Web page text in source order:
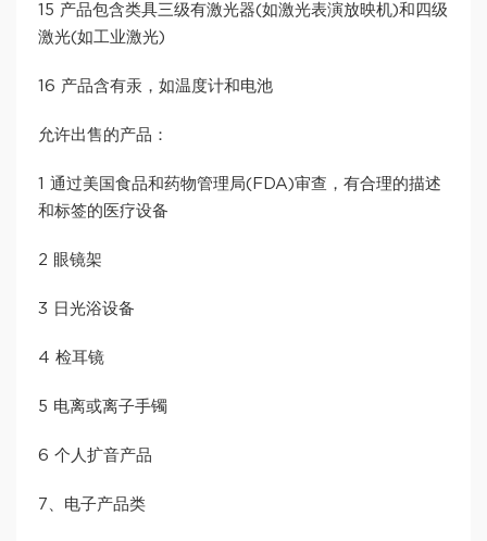
15 产品包含类具三级有激光器(如激光表演放映机)和四级
激光(如工业激光)
16 产品含有汞，如温度计和电池
允许出售的产品：
1 通过美国食品和药物管理局(FDA)审查，有合理的描述
和标签的医疗设备
2 眼镜架
3 日光浴设备
4 检耳镜
5 电离或离子手镯
6 个人扩音产品
7、电子产品类